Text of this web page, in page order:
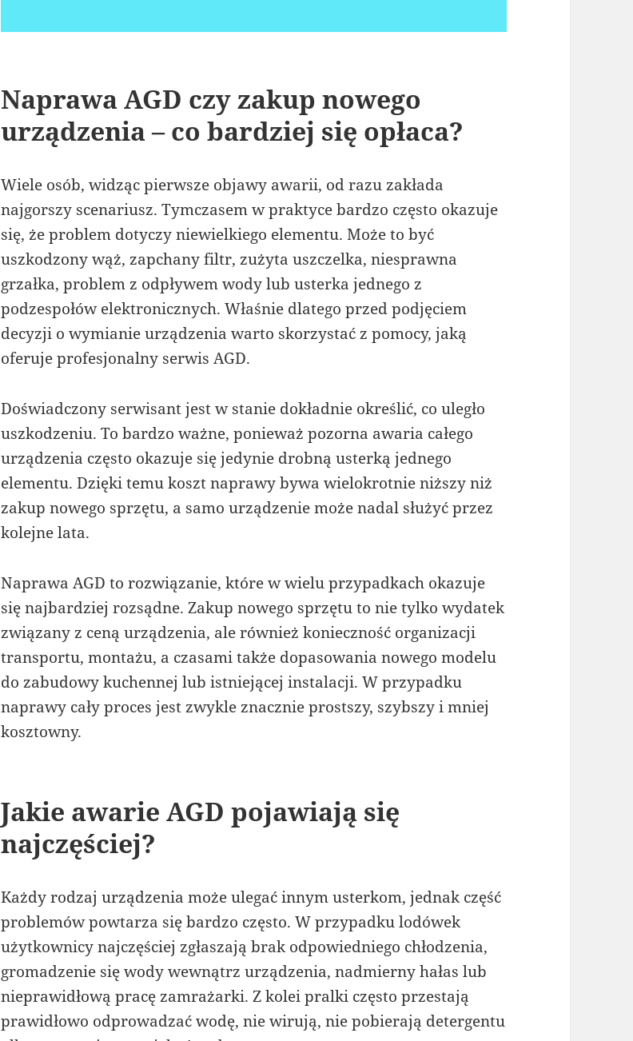
Naprawa AGD czy zakup nowego
urządzenia – co bardziej się opłaca?
Wiele osób, widząc pierwsze objawy awarii, od razu zakłada
najgorszy scenariusz. Tymczasem w praktyce bardzo często okazuje
się, że problem dotyczy niewielkiego elementu. Może to być
uszkodzony wąż, zapchany filtr, zużyta uszczelka, niesprawna
grzałka, problem z odpływem wody lub usterka jednego z
podzespołów elektronicznych. Właśnie dlatego przed podjęciem
decyzji o wymianie urządzenia warto skorzystać z pomocy, jaką
oferuje profesjonalny serwis AGD.
Doświadczony serwisant jest w stanie dokładnie określić, co uległo
uszkodzeniu. To bardzo ważne, ponieważ pozorna awaria całego
urządzenia często okazuje się jedynie drobną usterką jednego
elementu. Dzięki temu koszt naprawy bywa wielokrotnie niższy niż
zakup nowego sprzętu, a samo urządzenie może nadal służyć przez
kolejne lata.
Naprawa AGD to rozwiązanie, które w wielu przypadkach okazuje
się najbardziej rozsądne. Zakup nowego sprzętu to nie tylko wydatek
związany z ceną urządzenia, ale również konieczność organizacji
transportu, montażu, a czasami także dopasowania nowego modelu
do zabudowy kuchennej lub istniejącej instalacji. W przypadku
naprawy cały proces jest zwykle znacznie prostszy, szybszy i mniej
kosztowny.
Jakie awarie AGD pojawiają się
najczęściej?
Każdy rodzaj urządzenia może ulegać innym usterkom, jednak część
problemów powtarza się bardzo często. W przypadku lodówek
użytkownicy najczęściej zgłaszają brak odpowiedniego chłodzenia,
gromadzenie się wody wewnątrz urządzenia, nadmierny hałas lub
nieprawidłową pracę zamrażarki. Z kolei pralki często przestają
prawidłowo odprowadzać wodę, nie wirują, nie pobierają detergentu